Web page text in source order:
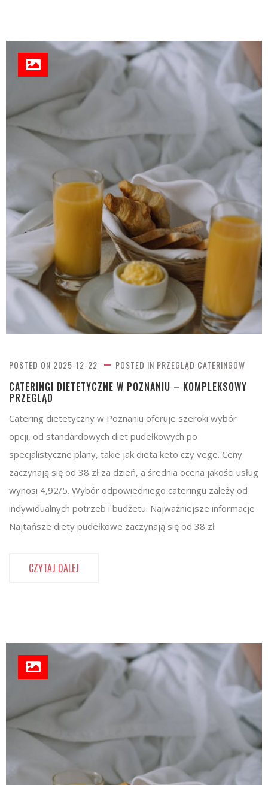
POSTED ON 2025-12-22 POSTED IN PRZEGLĄD CATERINGÓW
CATERINGI DIETETYCZNE W POZNANIU – KOMPLEKSOWY
PRZEGLĄD
Catering dietetyczny w Poznaniu oferuje szeroki wybór
opcji, od standardowych diet pudełkowych po
specjalistyczne plany, takie jak dieta keto czy vege. Ceny
zaczynają się od 38 zł za dzień, a średnia ocena jakości usług
wynosi 4,92/5. Wybór odpowiedniego cateringu zależy od
indywidualnych potrzeb i budżetu. Najważniejsze informacje
Najtańsze diety pudełkowe zaczynają się od 38 zł
CZYTAJ DALEJ